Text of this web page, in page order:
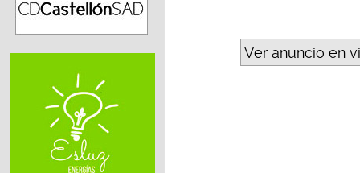
Ver anuncio en